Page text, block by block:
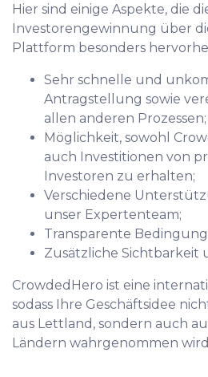
Hier sind einige Aspekte, die
Investorengewinnung über
Plattform besonders
Sehr schnelle und
Antragstellung sowie
allen anderen Prozessen;
Möglichkeit, sowohl
auch Investitionen von
Investoren zu erhalten;
Verschiedene
unser Expertenteam;
Transparente
Zusätzliche Sichtbarkeit
CrowdedHero ist eine
sodass Ihre Geschäftsidee
aus Lettland, sondern auch
Ländern wahrgenommen